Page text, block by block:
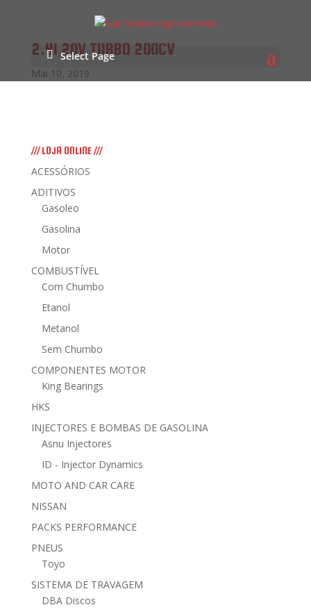
Select Page
2.4i 20V TURBO 200CV
Mai 10, 2019
/// LOJA ONLINE ///
ACESSÓRIOS
ADITIVOS
Gasoleo
Gasolina
Motor
COMBUSTÍVEL
Com Chumbo
Etanol
Metanol
Sem Chumbo
COMPONENTES MOTOR
King Bearings
HKS
INJECTORES E BOMBAS DE GASOLINA
Asnu Injectores
ID - Injector Dynamics
MOTO AND CAR CARE
NISSAN
PACKS PERFORMANCE
PNEUS
Toyo
SISTEMA DE TRAVAGEM
DBA Discos